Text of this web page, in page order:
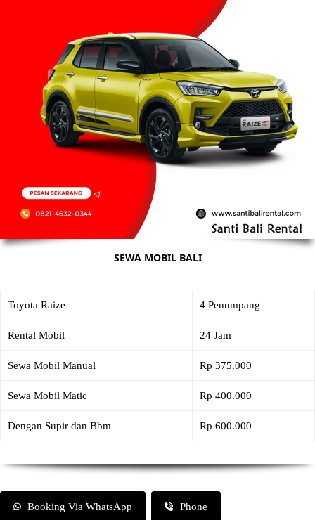
SEWA MOBIL BALI
Toyota Raize 4 Penumpang
Rental Mobil 24 Jam
Sewa Mobil Manual Rp 375.000
Sewa Mobil Matic Rp 400.000
Dengan Supir dan Bbm Rp 600.000
Booking Via WhatsApp Phone